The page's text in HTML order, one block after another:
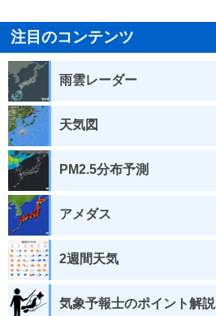
注目のコンテンツ
雨雲レーダー
天気図
PM2.5分布予測
アメダス
2週間天気
気象予報士のポイント解説